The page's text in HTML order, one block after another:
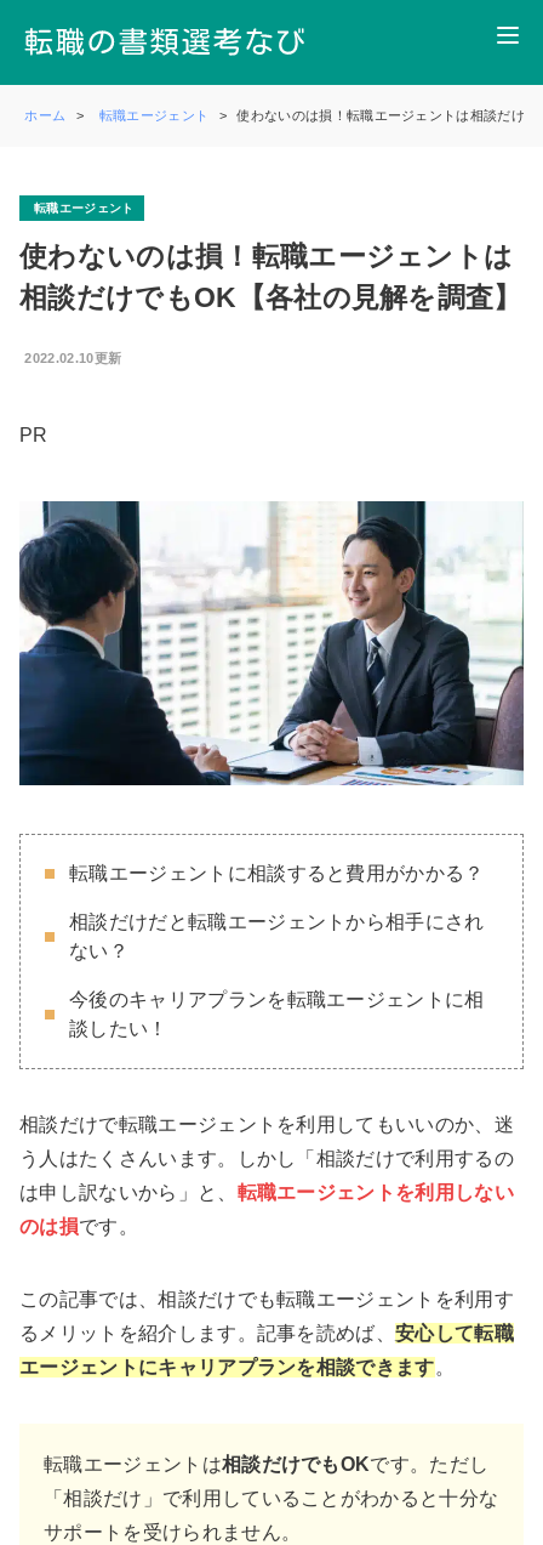
ホーム 転職エージェント 使わないのは損！転職エージェントは相談だけ
転職エージェント
使わないのは損！転職エージェントは
相談だけでもOK【各社の見解を調査】
2022.02.10更新
PR
転職エージェントに相談すると費用がかかる？
相談だけだと転職エージェントから相手にされ
ない？
今後のキャリアプランを転職エージェントに相
談したい！
相談だけで転職エージェントを利用してもいいのか、迷
う人はたくさんいます。しかし「相談だけで利用するの
は申し訳ないから」と、 転職エージェントを利用しない
のは損です。
この記事では、相談だけでも転職エージェントを利用す
るメリットを紹介します。記事を読めば、安心して転職
エージェントにキャリアプランを相談できます。
転職エージェントは相談だけでもOKです。ただし
「相談だけ」で利用していることがわかると十分な
サポートを受けられません。